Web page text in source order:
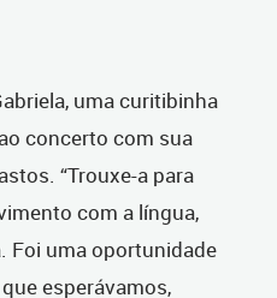
uma curitibinha
concerto com sua
“Trouxe-a para
com a língua,
Foi uma oportunidade
esperávamos,